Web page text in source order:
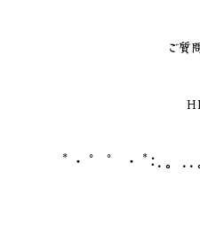
ご質
*・゜゜・*:.。